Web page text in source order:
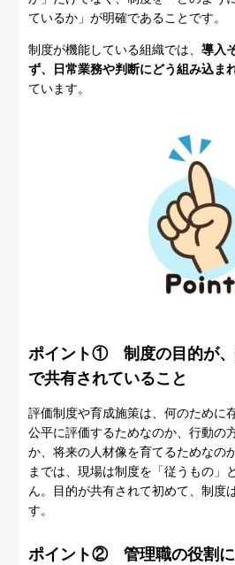
ているか」が明確であることです。
制度が機能している組織では、導入
ず、日常業務や判断にどう組み込ま
ています。
ポイント① 制度の目的が、
で共有されていること
評価制度や育成施策は、何のために
公平に評価するためなのか、行動の
か、将来の人材像を育てるためなの
までは、現場は制度を「従うもの」
ん。目的が共有されて初めて、制度
す。
ポイント② 管理職の役割に